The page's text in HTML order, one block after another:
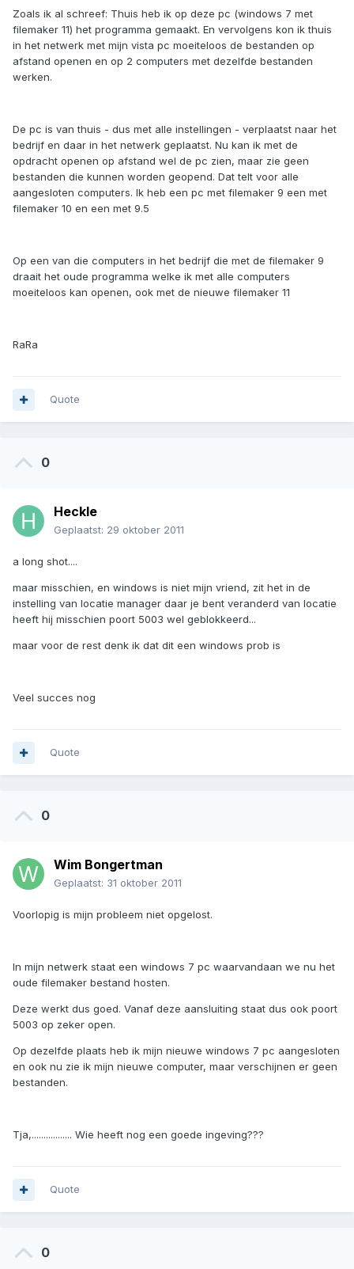
Zoals ik al schreef: Thuis heb ik op deze pc (windows 7 met
filemaker 11) het programma gemaakt. En vervolgens kon ik thuis
in het netwerk met mijn vista pc moeiteloos de bestanden op
afstand openen en op 2 computers met dezelfde bestanden
werken.
De pc is van thuis - dus met alle instellingen - verplaatst naar het
bedrijf en daar in het netwerk geplaatst. Nu kan ik met de
opdracht openen op afstand wel de pc zien, maar zie geen
bestanden die kunnen worden geopend. Dat telt voor alle
aangesloten computers. Ik heb een pc met filemaker 9 een met
filemaker 10 en een met 9.5
Op een van die computers in het bedrijf die met de filemaker 9
draait het oude programma welke ik met alle computers
moeiteloos kan openen, ook met de nieuwe filemaker 11
RaRa
Quote
0
Heckle
Geplaatst: 29 oktober 2011
a long shot....
maar misschien, en windows is niet mijn vriend, zit het in de
instelling van locatie manager daar je bent veranderd van locatie
heeft hij misschien poort 5003 wel geblokkeerd...
maar voor de rest denk ik dat dit een windows prob is
Veel succes nog
Quote
0
Wim Bongertman
Geplaatst: 31 oktober 2011
Voorlopig is mijn probleem niet opgelost.
In mijn netwerk staat een windows 7 pc waarvandaan we nu het
oude filemaker bestand hosten.
Deze werkt dus goed. Vanaf deze aansluiting staat dus ook poort
5003 op zeker open.
Op dezelfde plaats heb ik mijn nieuwe windows 7 pc aangesloten
en ook nu zie ik mijn nieuwe computer, maar verschijnen er geen
bestanden.
Tja,................. Wie heeft nog een goede ingeving???
Quote
0